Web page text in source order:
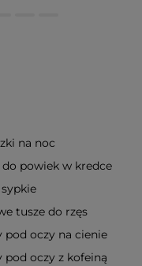
na noc
do powiek w kredce
tusze do rzęs
pod oczy na cienie
pod oczy z kofeiną